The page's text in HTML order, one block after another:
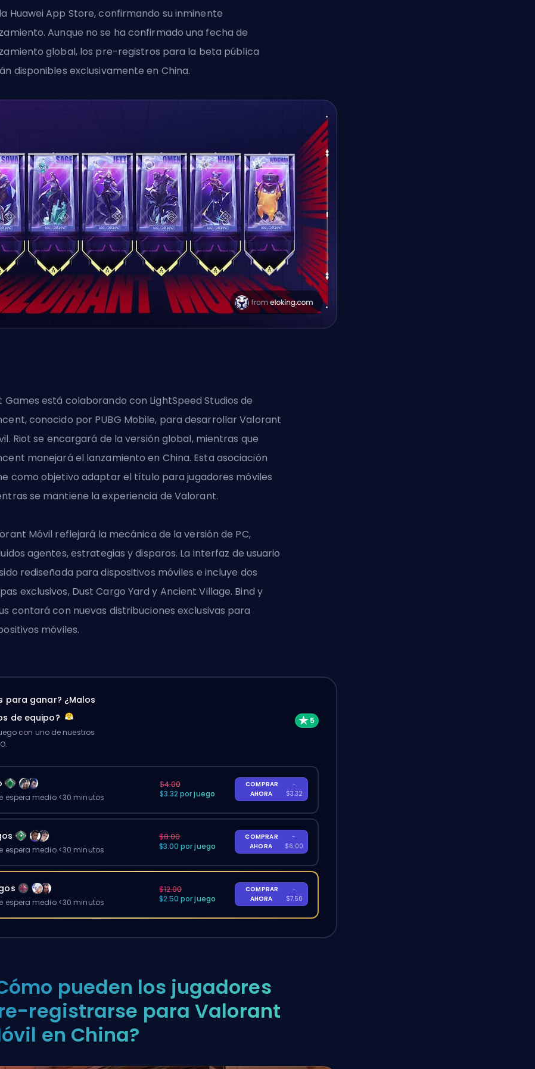
Huawei App Store, confirmando su inminente
Aunque no se ha confirmado una fecha de
global, los pre-registros para la beta pública
disponibles exclusivamente en China.
Games está colaborando con LightSpeed Studios de
conocido por PUBG Mobile, para desarrollar Valorant
Riotse encargará de la versión global, mientras que
manejará el lanzamiento en China. Esta asociación
como objetivo adaptar el título para jugadores móviles
se mantiene la experiencia de Valorant.
Móvil reflejará la mecánica de la versión de PC,
agentes, estrategias y disparos. La interfaz de usuario
rediseñada para dispositivos móviles e incluye dos
exclusivos, Dust Cargo Yard y Ancient Village. Bind y
contará con nuevas distribuciones exclusivas para
móviles.
para ganar? ¿Malos
de equipo?
con uno de nuestros
espera medio <30 minutos
$4.00
$3.32 por juego
COMPRAR
AHORA
-
$3.32
espera medio <30 minutos
$8.00
$3.00 por juego
COMPRAR
AHORA
-
$6.00
espera medio <30 minutos
$12.00
$2.50 por juego
COMPRAR
AHORA
-
$7.50
pueden los jugadores
registrarse para Valorant
en China?